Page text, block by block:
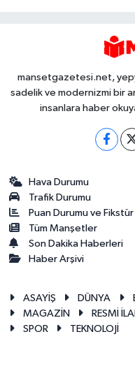
mansetgazetesi.net,
sadelik ve modernizmi bir
insanlara haber
Hava Durumu
Trafik Durumu
Puan Durumu ve Fikstür
Tüm Manşetler
Son Dakika Haberleri
Haber Arşivi
ASAYİŞ DÜNYA
MAGAZİN
RESMİ
SPOR
TEKNOLOJİ